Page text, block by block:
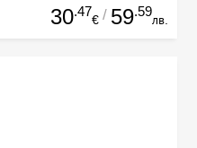
30.47
€ / 59.59
лв.